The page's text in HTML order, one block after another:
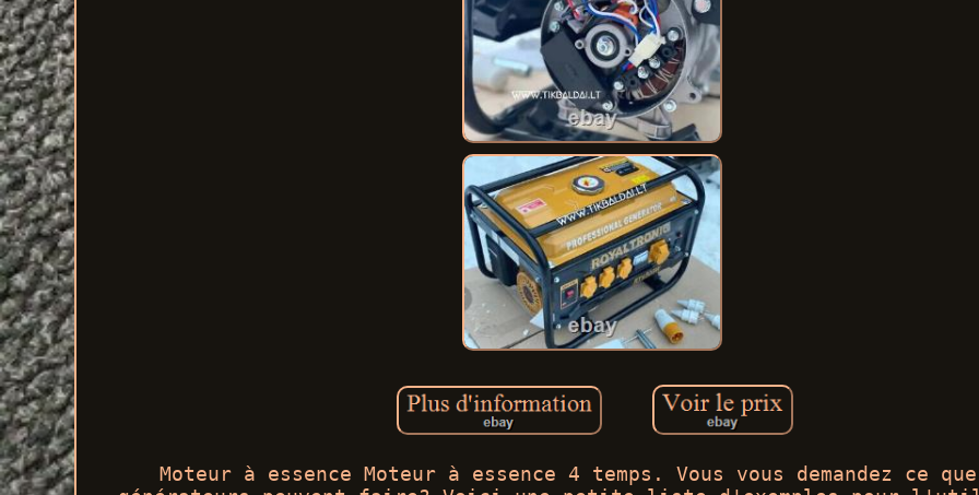
Moteur à essence Moteur à essence 4 temps. Vous vous demandez ce